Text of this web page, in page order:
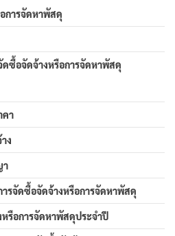
การจัดหาพัสดุ
ดซื้อจัดจ้างหรือการจัดหาพัสดุ
คา
ง
า
รจัดซื้อจัดจ้างหรือการจัดหาพัสดุ
รือการจัดหาพัสดุประจำปี